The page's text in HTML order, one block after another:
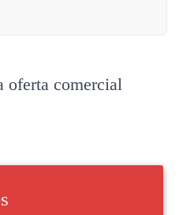
oferta comercial